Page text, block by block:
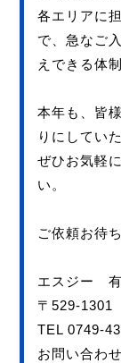
各エリアに
で、急なご
えできる体
本年も、皆
りにしてい
ぜひお気軽
い。
ご依頼お待
エスジー
〒529-1301
TEL 0749-
お問い合わ